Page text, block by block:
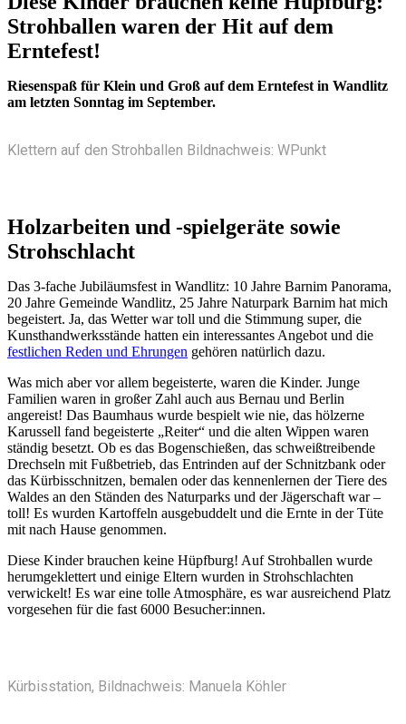
Strohballen waren der Hit auf dem
Erntefest!
Riesenspaß für Klein und Groß auf dem Erntefest in Wandlitz
am letzten Sonntag im September.
Klettern auf den Strohballen Bildnachweis: WPunkt
Holzarbeiten und -spielgeräte sowie
Strohschlacht
Das 3-fache Jubiläumsfest in Wandlitz: 10 Jahre Barnim Panorama,
20 Jahre Gemeinde Wandlitz, 25 Jahre Naturpark Barnim hat mich
begeistert. Ja, das Wetter war toll und die Stimmung super, die
Kunsthandwerksstände hatten ein interessantes Angebot und die
festlichen Reden und Ehrungen gehören natürlich dazu.
Was mich aber vor allem begeisterte, waren die Kinder. Junge
Familien waren in großer Zahl auch aus Bernau und Berlin
angereist! Das Baumhaus wurde bespielt wie nie, das hölzerne
Karussell fand begeisterte „Reiter“ und die alten Wippen waren
ständig besetzt. Ob es das Bogenschießen, das schweißtreibende
Drechseln mit Fußbetrieb, das Entrinden auf der Schnitzbank oder
das Kürbisschnitzen, bemalen oder das kennenlernen der Tiere des
Waldes an den Ständen des Naturparks und der Jägerschaft war –
toll! Es wurden Kartoffeln ausgebuddelt und die Ernte in der Tüte
mit nach Hause genommen.
Diese Kinder brauchen keine Hüpfburg! Auf Strohballen wurde
herumgeklettert und einige Eltern wurden in Strohschlachten
verwickelt! Es war eine tolle Atmosphäre, es war ausreichend Platz
vorgesehen für die fast 6000 Besucher:innen.
Kürbisstation, Bildnachweis: Manuela Köhler